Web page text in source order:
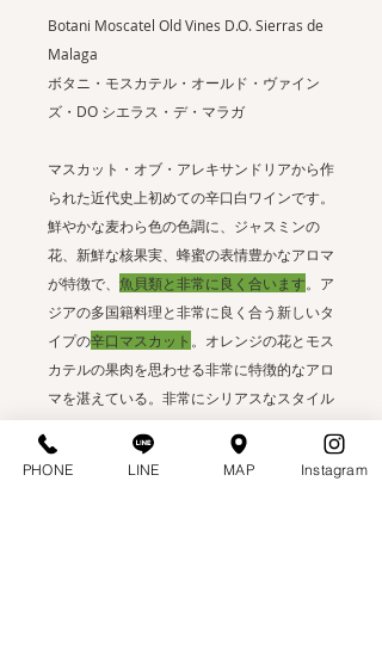
Botani Moscatel Old Vines D.O. Sierras de
Malaga
ボタニ・モスカテル・オールド・ヴァイン
ズ・DO シエラス・デ・マラガ
マスカット・オブ・アレキサンドリアから作
られた近代史上初めての辛口白ワインです。
鮮やかな麦わら色の色調に、ジャスミンの
花、新鮮な核果実、蜂蜜の表情豊かなアロマ
が特徴で、 魚貝類と非常に良く合います。ア
ジアの多国籍料理と非常に良く合う新しいタ
イプの辛口マスカット 。オレンジの花とモス
カテルの果肉を思わせる非常に特徴的なアロ
マを湛えている。非常にシリアスなスタイル
で、素晴らしくフレッシュな味わい―pH(酸
の強さ)は、アルバリーニョとほぼ同レベル
PHONE LINE MAP Instagram